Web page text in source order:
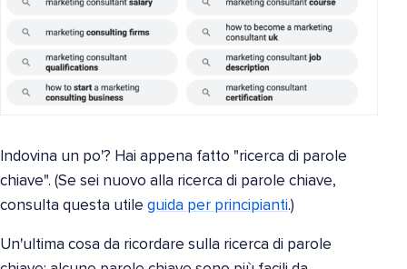
Indovina un po'? Hai appena fatto "ricerca di parole
chiave". (Se sei nuovo alla ricerca di parole chiave,
consulta questa utile guida per principianti.)
Un'ultima cosa da ricordare sulla ricerca di parole